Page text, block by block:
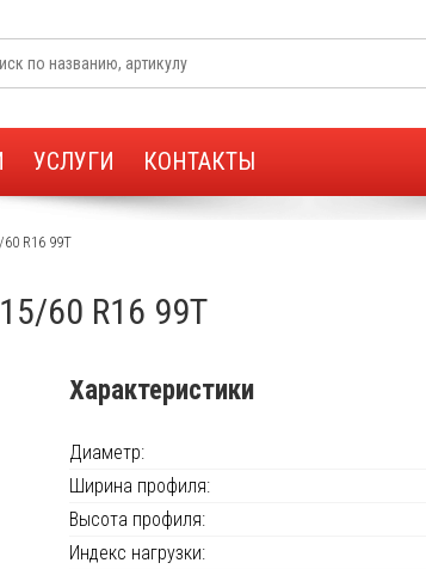
УСЛУГИ КОНТАКТЫ
R16 99T
60 R16 99T
Характеристики
Диаметр:
Ширина профиля:
Высота профиля:
Индекс нагрузки: